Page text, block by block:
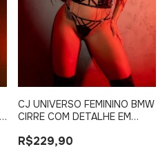
CJ UNIVERSO FEMININO BMW
CIRRE COM DETALHE EM
R$229,90